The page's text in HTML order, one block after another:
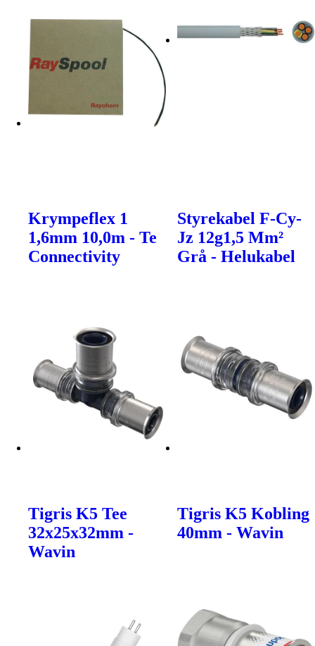
Krympeflex 1
1,6mm 10,0m - Te
Connectivity
Styrekabel F-Cy-
Jz 12g1,5 Mm²
Grå - Helukabel
Tigris K5 Tee
32x25x32mm -
Wavin
Tigris K5 Kobling
40mm - Wavin